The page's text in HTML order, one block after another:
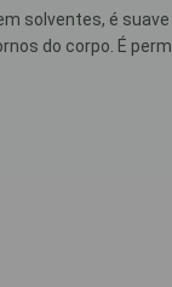
solventes, é suave
do corpo. É